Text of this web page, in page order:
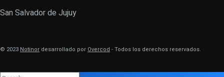
San Salvador de Jujuy
© 2023 Notinor desarrollado por Overcod - Todos los derechos reservados.